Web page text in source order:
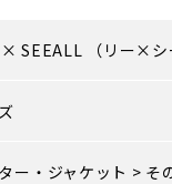
×SEEALL （リー×シ
ー・ジャケット > そ